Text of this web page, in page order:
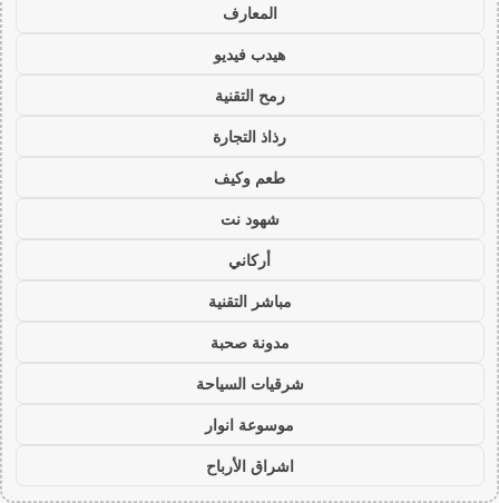
المعارف
هيدب فيديو
رمح التقنية
رذاذ التجارة
طعم وكيف
شهود نت
أركاني
مباشر التقنية
مدونة صحبة
شرقيات السياحة
موسوعة انوار
اشراق الأرباح